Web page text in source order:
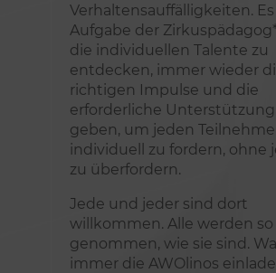
Verhaltensauffälligkeiten.
Aufgabe der
die individuellen Talente zu
entdecken, immer wieder
richtigen Impulse und die
erforderliche Unterstützung
geben, um jeden
individuell zu fordern, ohne
zu überfordern.
Jede und jeder sind dort
willkommen. Alle werden so
genommen, wie sie sind.
immer die AWOlinos